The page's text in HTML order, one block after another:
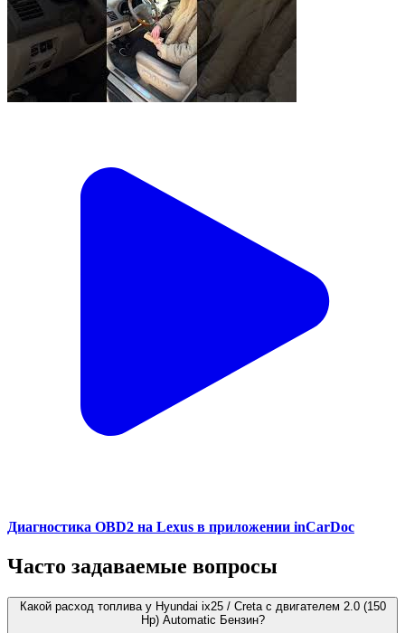
Диагностика OBD2 на Lexus в приложении inCarDoc
Часто задаваемые вопросы
Какой расход топлива у Hyundai ix25 / Creta с двигателем 2.0 (150
Hp) Automatic Бензин?